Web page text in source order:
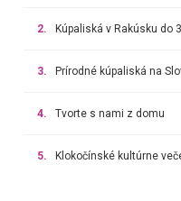
2. Kúpaliská v Rakúsku do
3. Prírodné kúpaliská na
4. Tvorte s nami z domu
5. Klokočínské kultúrne